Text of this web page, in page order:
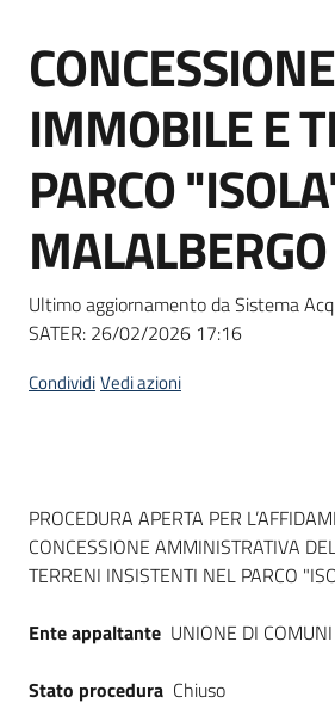
Bandi
e
Supporto
Piattaforme
telematiche
English
site
Seguici
Salta al contenuto
CONCESSIONE
IMMOBILE E
PARCO
MALALBERGO
Ultimo aggiornamento da Sistema
SATER: 26/02/2026 17:16
CondividiVedi azioni
Dati del bando
PROCEDURA APERTA PER
CONCESSIONE AMMINISTRATIVA
TERRENI INSISTENTI NEL PARCO
Ente appaltante UNIONE DI
Stato procedura Chiuso